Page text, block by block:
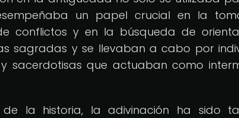
un papel crucial en la
conflictos y en la búsqueda de
sagradas y se llevaban a cabo por
sacerdotisas que actuaban como
la historia, la adivinación ha sido